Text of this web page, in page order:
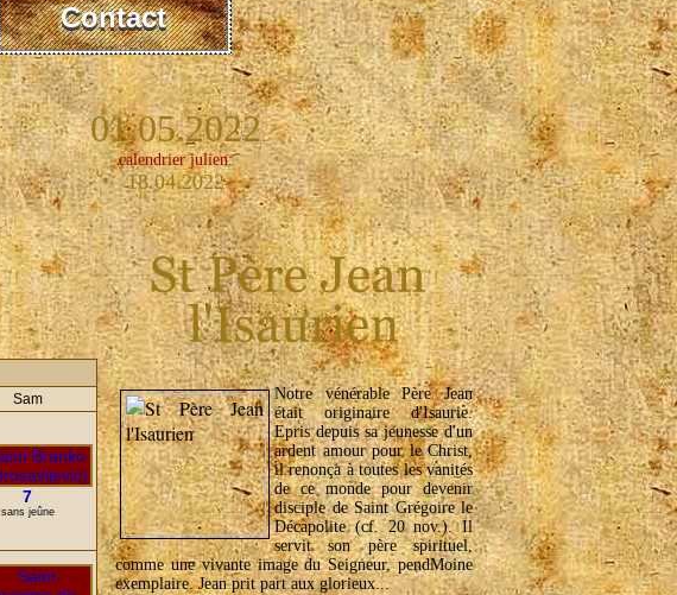
Contact
01.05.2022
calendrier julien:
18.04.2022
Notre vénérable Père Jean
était originaire d'Isaurie.
Epris depuis sa jeunesse d'un
ardent amour pour le Christ,
il renonça à toutes les vanités
de ce monde pour devenir
disciple de Saint Grégoire le
Décapolite (cf. 20 nov.). Il
servit son père spirituel,
comme une vivante image du Seigneur, pendMoine
exemplaire. Jean prit part aux glorieux...
Sam
7
sans jeûne